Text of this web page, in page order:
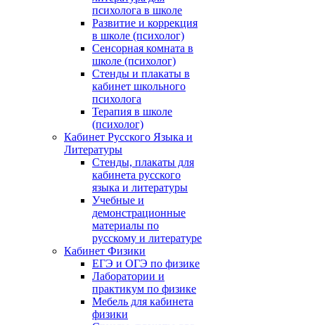
психолога в школе
Развитие и коррекция
в школе (психолог)
Сенсорная комната в
школе (психолог)
Стенды и плакаты в
кабинет школьного
психолога
Терапия в школе
(психолог)
Кабинет Русского Языка и
Литературы
Стенды, плакаты для
кабинета русского
языка и литературы
Учебные и
демонстрационные
материалы по
русскому и литературе
Кабинет Физики
ЕГЭ и ОГЭ по физике
Лаборатории и
практикум по физике
Мебель для кабинета
физики